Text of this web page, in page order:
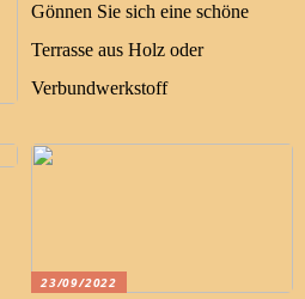
Gönnen Sie sich eine schöne
Terrasse aus Holz oder
Verbundwerkstoff
23/09/2022